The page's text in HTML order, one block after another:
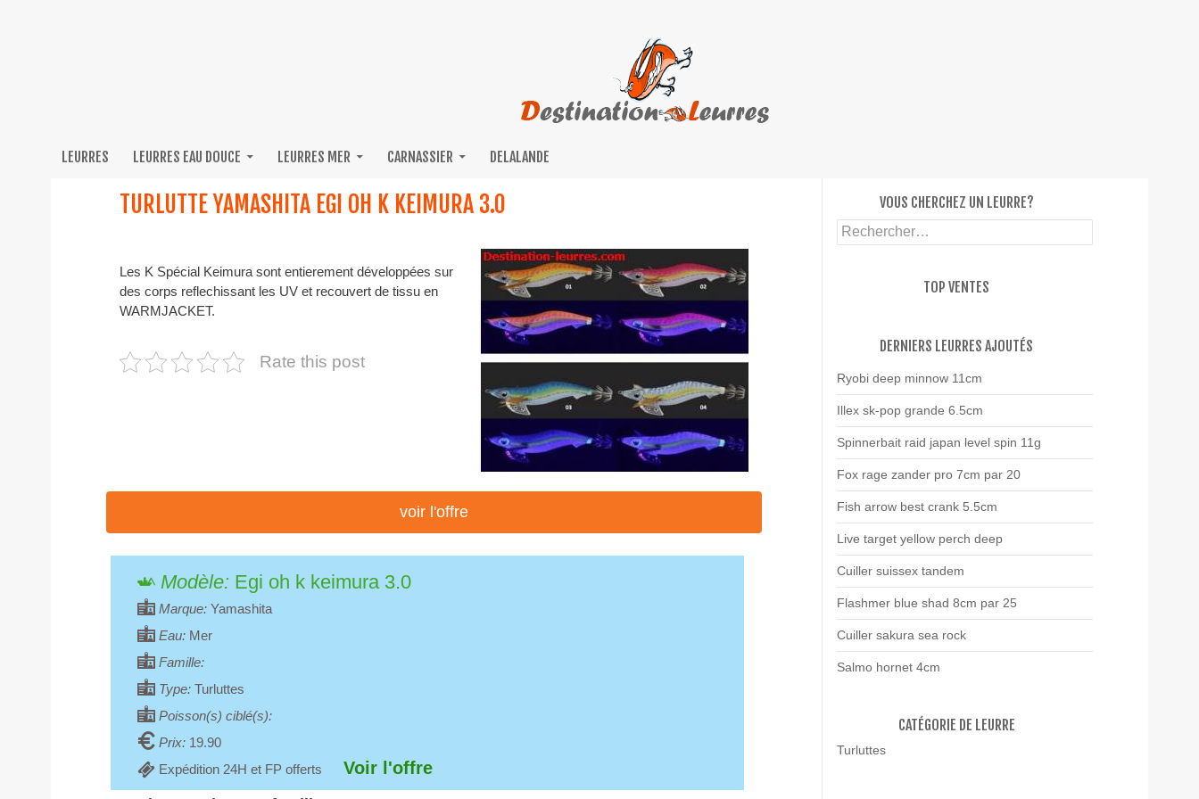
LEURRES LEURRES EAU DOUCE LEURRES MER CARNASSIER DELALANDE
TURLUTTE YAMASHITA EGI OH K KEIMURA 3.0
Les K Spécial Keimura sont entierement développées sur
des corps reflechissant les UV et recouvert de tissu en
WARMJACKET.
Rate this post
voir l'offre
Modèle: Egi oh k keimura 3.0
Marque: Yamashita
Eau: Mer
Famille:
Type: Turluttes
Poisson(s) ciblé(s):
Prix: 19.90
Expédition 24H et FP offerts
Voir l'offre
VOUS CHERCHEZ UN LEURRE?
Rechercher :
TOP VENTES
DERNIERS LEURRES AJOUTÉS
Ryobi deep minnow 11cm
Illex sk-pop grande 6.5cm
Spinnerbait raid japan level spin 11g
Fox rage zander pro 7cm par 20
Fish arrow best crank 5.5cm
Live target yellow perch deep
Cuiller suissex tandem
Flashmer blue shad 8cm par 25
Cuiller sakura sea rock
Salmo hornet 4cm
CATÉGORIE DE LEURRE
Turluttes